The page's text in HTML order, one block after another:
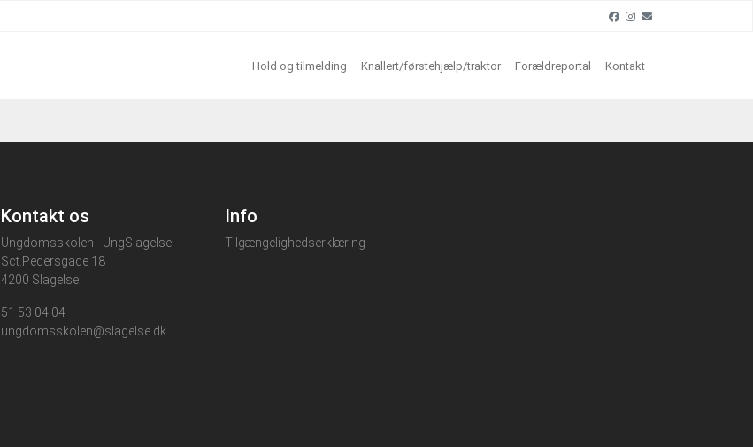
Hold og tilmelding Knallert/førstehjælp/traktor Forældreportal Kontakt
Kontakt os
Ungdomsskolen - UngSlagelse
Sct.Pedersgade 18
4200 Slagelse
51 53 04 04
ungdomsskolen@slagelse.dk
Info
Tilgængelighedserklæring